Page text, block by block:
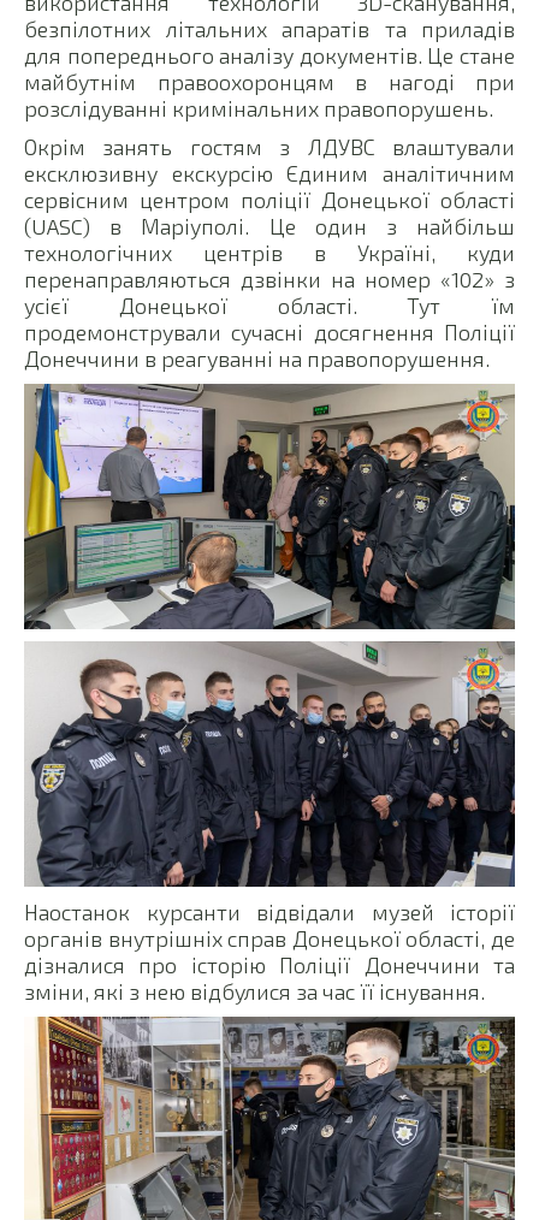
безпілотних літальних апаратів та приладів
для попереднього аналізу документів. Це стане
майбутнім правоохоронцям в нагоді при
розслідуванні кримінальних правопорушень.
Окрім занять гостям з ЛДУВС влаштували
ексклюзивну екскурсію Єдиним аналітичним
сервісним центром поліції Донецької області
(UASC) в Маріуполі. Це один з найбільш
технологічних центрів в Україні, куди
перенаправляються дзвінки на номер «102» з
усієї Донецької області. Тут їм
продемонстрували сучасні досягнення Поліції
Донеччини в реагуванні на правопорушення.
Наостанок курсанти відвідали музей історії
органів внутрішніх справ Донецької області, де
дізналися про історію Поліції Донеччини та
зміни, які з нею відбулися за час її існування.